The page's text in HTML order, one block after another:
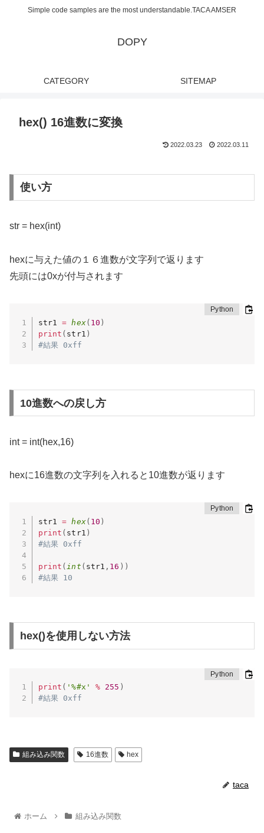
Simple code samples are the most understandable.TACA AMSER
DOPY
CATEGORY SITEMAP
hex() 16進数に変換
2022.03.23 2022.03.11
使い方
str = hex(int)
hexに与えた値の１６進数が文字列で返ります
先頭には0xが付与されます
str1 = hex( 10 )
print ( str1 )
#結果 0xff
10進数への戻し方
int = int(hex,16)
hexに16進数の文字列を入れると10進数が返ります
str1 = hex( 10 )
print ( str1 )
#結果 0xff
print (int ( str1 , 16 ) )
#結果 10
hex()を使用しない方法
print ( '%#x' % 255 )
#結果 0xff
組み込み関数 16進数 hex
taca
ホーム 組み込み関数